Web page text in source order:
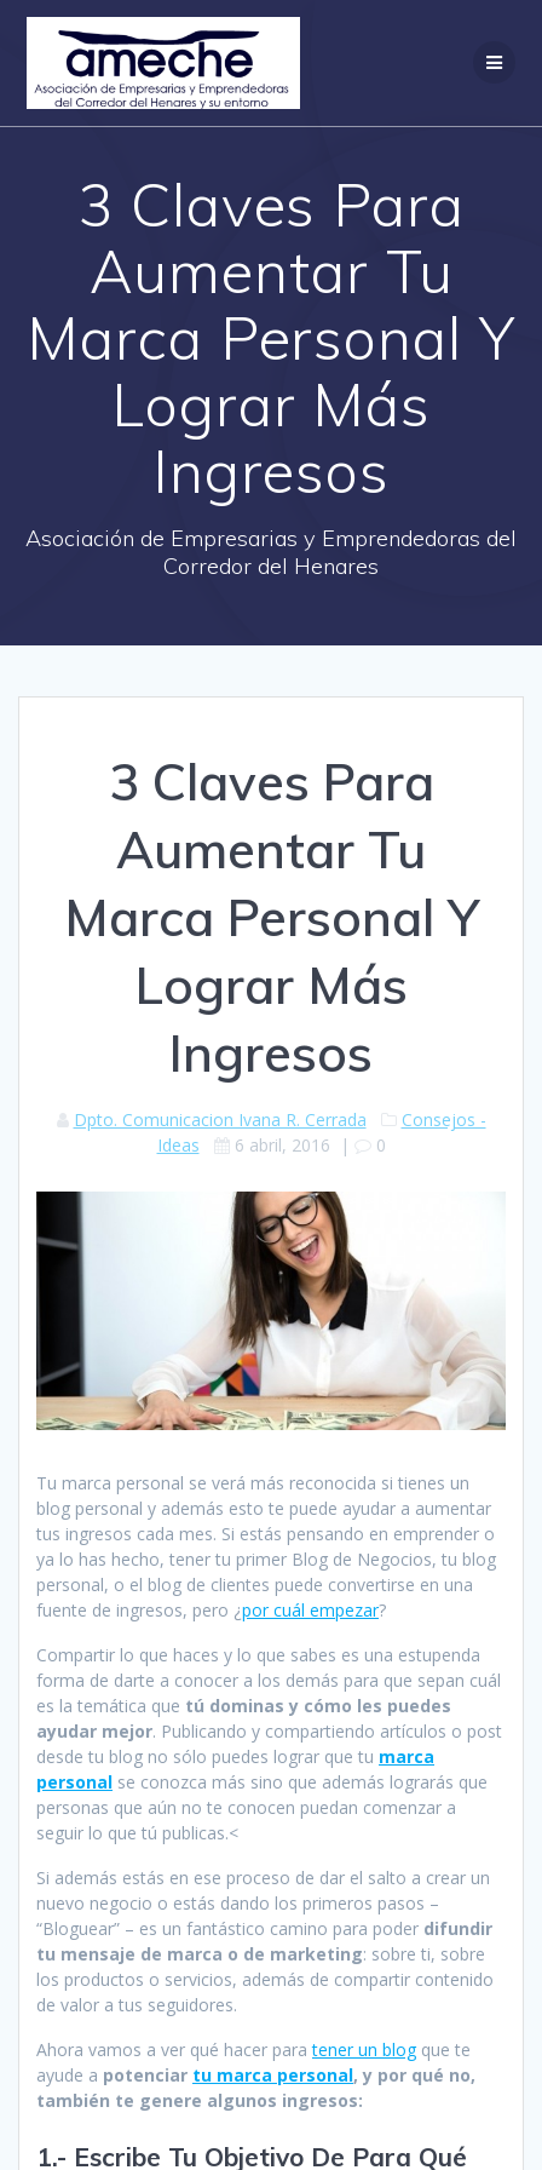
Saltar
3 Claves Para
Aumentar Tu
Marca Personal Y
Lograr Más
Ingresos
Asociación de Empresarias y Emprendedoras del
Corredor del Henares
3 Claves Para
Aumentar Tu
Marca Personal Y
Lograr Más
Ingresos
Dpto. Comunicacion Ivana R. Cerrada
Consejos -
Ideas
6 abril, 2016 | 0
Tu marca personal se verá más reconocida si tienes un
blog personal y además esto te puede ayudar a aumentar
tus ingresos cada mes. Si estás pensando en emprender o
ya lo has hecho, tener tu primer Blog de Negocios, tu blog
personal, o el blog de clientes puede convertirse en una
fuente de ingresos, pero ¿por cuál empezar?
Compartir lo que haces y lo que sabes es una estupenda
forma de darte a conocer a los demás para que sepan cuál
es la temática que tú dominas y cómo les puedes
ayudar mejor. Publicando y compartiendo artículos o post
desde tu blog no sólo puedes lograr que tu marca
personal se conozca más sino que además lograrás que
personas que aún no te conocen puedan comenzar a
seguir lo que tú publicas.<
Si además estás en ese proceso de dar el salto a crear un
nuevo negocio o estás dando los primeros pasos –
“Bloguear” – es un fantástico camino para poder difundir
tu mensaje de marca o de marketing: sobre ti, sobre
los productos o servicios, además de compartir contenido
de valor a tus seguidores.
Ahora vamos a ver qué hacer paratener un blogque te
ayude a potenciar tu marca personal, y por qué no,
también te genere algunos ingresos:
1.- Escribe Tu Objetivo De Para Qué